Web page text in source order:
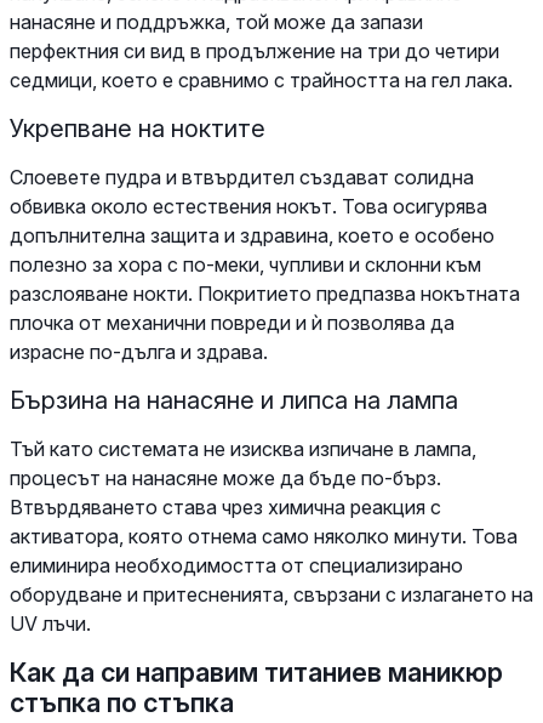
нанасяне и поддръжка, той може да запази
перфектния си вид в продължение на три до четири
седмици, което е сравнимо с трайността на гел лака.
Укрепване на ноктите
Слоевете пудра и втвърдител създават солидна
обвивка около естествения нокът. Това осигурява
допълнителна защита и здравина, което е особено
полезно за хора с по-меки, чупливи и склонни към
разслояване нокти. Покритието предпазва нокътната
плочка от механични повреди и ѝ позволява да
израсне по-дълга и здрава.
Бързина на нанасяне и липса на лампа
Тъй като системата не изисква изпичане в лампа,
процесът на нанасяне може да бъде по-бърз.
Втвърдяването става чрез химична реакция с
активатора, която отнема само няколко минути. Това
елиминира необходимостта от специализирано
оборудване и притесненията, свързани с излагането на
UV лъчи.
Как да си направим титаниев маникюр
стъпка по стъпка